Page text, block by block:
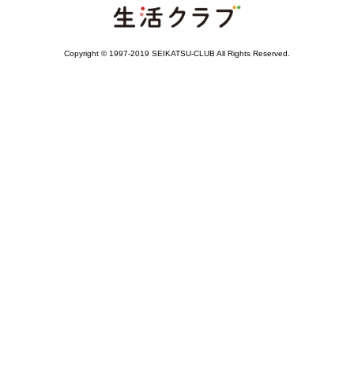
Copyright © 1997-2019 SEIKATSU-CLUB All Rights Reserved.